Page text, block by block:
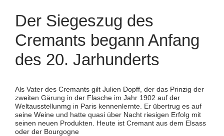
Der Siegeszug des
Cremants begann Anfang
des 20. Jarhunderts
Als Vater des Cremants gilt Julien Dopff, der das Prinzig der
zweiten Gärung in der Flasche im Jahr 1902 auf der
Weltausstellunmg in Paris kennenlernte. Er übertrug es auf
seine Weine und hatte quasi über Nacht riesigen Erfolg mit
seinen neuen Produkten. Heute ist Cremant aus dem Elsass
oder der Bourgogne